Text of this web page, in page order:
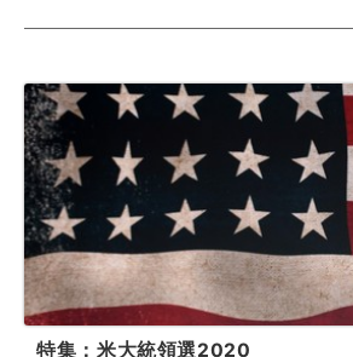
特集：米大統領選2020